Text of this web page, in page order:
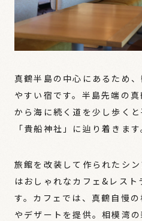
真鶴半島の中心にあるため
やすい宿です。半島先端の
から海に続く道を少し歩く
「貴船神社」に辿り着きます
旅館を改装して作られたシ
はおしゃれなカフェ&レスト
す。カフェでは、真鶴自慢
やデザートを提供。相模湾